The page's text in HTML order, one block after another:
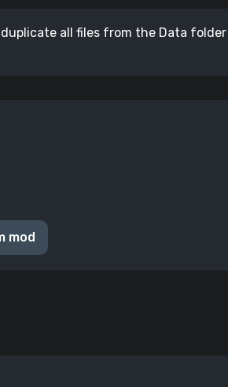
all files from the Data
mod